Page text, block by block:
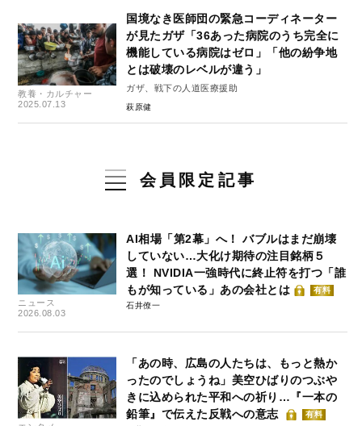
教養・カルチャー
2025.07.13
国境なき医師団の緊急コーディネーター
が見たガザ「36あった病院のうち完全に
機能している病院はゼロ」「他の紛争地
とは破壊のレベルが違う」
ガザ、戦下の人道医療援助
萩原健
会員限定記事
ニュース
2026.08.03
AI相場「第2幕」へ！ バブルはまだ崩壊
していない…大化け期待の注目銘柄５
選！ NVIDIA一強時代に終止符を打つ「誰
もが知っている」あの会社とは
有料
石井僚一
「あの時、広島の人たちは、もっと熱か
ったのでしょうね」美空ひばりのつぶや
きに込められた平和への祈り…『一本の
鉛筆』で伝えた反戦への意志
有料